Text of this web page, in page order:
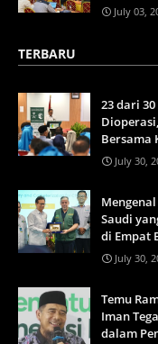
July 03,
TERBARU
23 dari
Bersama
July 30,
Saudi
di Empat
July 30,
Temu
Iman
dalam